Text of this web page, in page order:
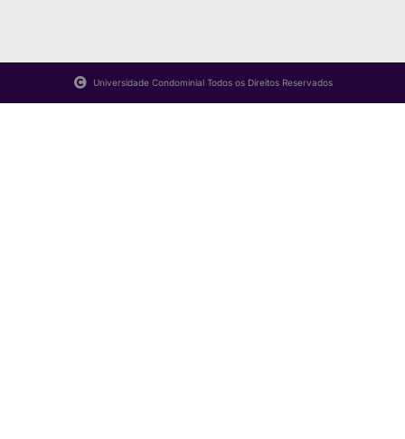
Universidade Condominial Todos os Direitos Reservados